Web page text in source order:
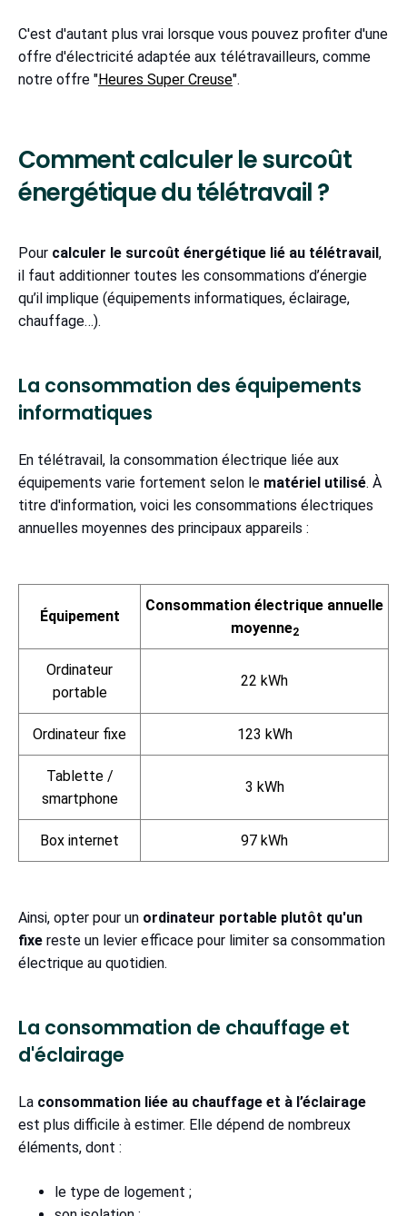
C'est d'autant plus vrai lorsque vous pouvez profiter d'une
offre d'électricité adaptée aux télétravailleurs, comme
notre offre "Heures Super Creuse".
Comment calculer le surcoût
énergétique du télétravail ?
Pour calculer le surcoût énergétique lié au télétravail,
il faut additionner toutes les consommations d’énergie
qu’il implique (équipements informatiques, éclairage,
chauffage…).
La consommation des équipements
informatiques
En télétravail, la consommation électrique liée aux
équipements varie fortement selon le matériel utilisé. À
titre d'information, voici les consommations électriques
annuelles moyennes des principaux appareils :
Équipement
Consommation électrique annuelle
moyenne2
Ordinateur
portable
22 kWh
Ordinateur fixe 123 kWh
Tablette /
smartphone
3 kWh
Box internet 97 kWh
Ainsi, opter pour un ordinateur portable plutôt qu'un
fixe reste un levier efficace pour limiter sa consommation
électrique au quotidien.
La consommation de chauffage et
d'éclairage
La consommation liée au chauffage et à l’éclairage
est plus difficile à estimer. Elle dépend de nombreux
éléments, dont :
le type de logement ;